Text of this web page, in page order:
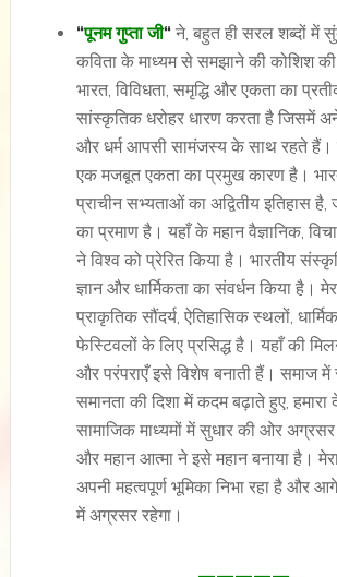
“पूनम गुप्ता जी“ने, बहुत ही सरल शब्दों में
कविता के माध्यम से समझाने की कोशिश
भारत, विविधता, समृद्धि और एकता का
सांस्कृतिक धरोहर धारण करता है जिसमें
और धर्म आपसी सामंजस्य के साथ रहते हैं।
एक मजबूत एकता का प्रमुख कारण है।
प्राचीन सभ्यताओं का अद्वितीय इतिहास है,
का प्रमाण है। यहाँ के महान वैज्ञानिक,
ने विश्व को प्रेरित किया है। भारतीय
ज्ञान और धार्मिकता का संवर्धन किया है।
प्राकृतिक सौंदर्य, ऐतिहासिक स्थलों,
फेस्टिवलों के लिए प्रसिद्ध है। यहाँ की
और परंपराएँ इसे विशेष बनाती हैं। समाज में
समानता की दिशा में कदम बढ़ाते हुए,
सामाजिक माध्यमों में सुधार की ओर
और महान आत्मा ने इसे महान बनाया है।
अपनी महत्वपूर्ण भूमिका निभा रहा है और
में अग्रसर रहेगा।